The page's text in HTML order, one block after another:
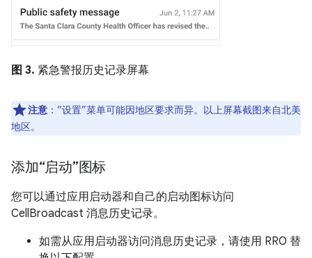
图 3. 紧急警报历史记录屏幕
注意 ：“设置”菜单可能因地区要求而异。以上屏幕截图来自北美
地区。
添加“启动”图标
您可以通过应用启动器和自己的启动图标访问
CellBroadcast 消息历史记录。
如需从应用启动器访问消息历史记录，请使用 RRO 替